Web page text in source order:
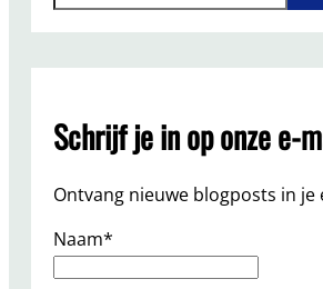
a
r
c
Schrijf je in op onze e-
Ontvang nieuwe blogposts in je
Naam*